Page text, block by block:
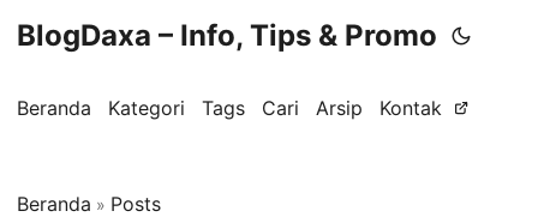
BlogDaxa – Info, Tips & Promo
Beranda Kategori Tags Cari Arsip Kontak
Beranda » Posts